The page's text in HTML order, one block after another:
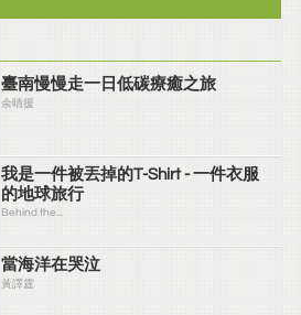
臺南慢慢走一日低碳療癒之旅
余晴援
我是一件被丟掉的T-Shirt - 一件衣服
的地球旅行
Behind the...
當海洋在哭泣
黃譯霆